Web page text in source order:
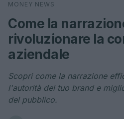
Cerca
MONEY NEWS
Come la
rivoluzionare la
aziendale
Scopri come la narrazione
l'autorità del tuo brand e
del pubblico.